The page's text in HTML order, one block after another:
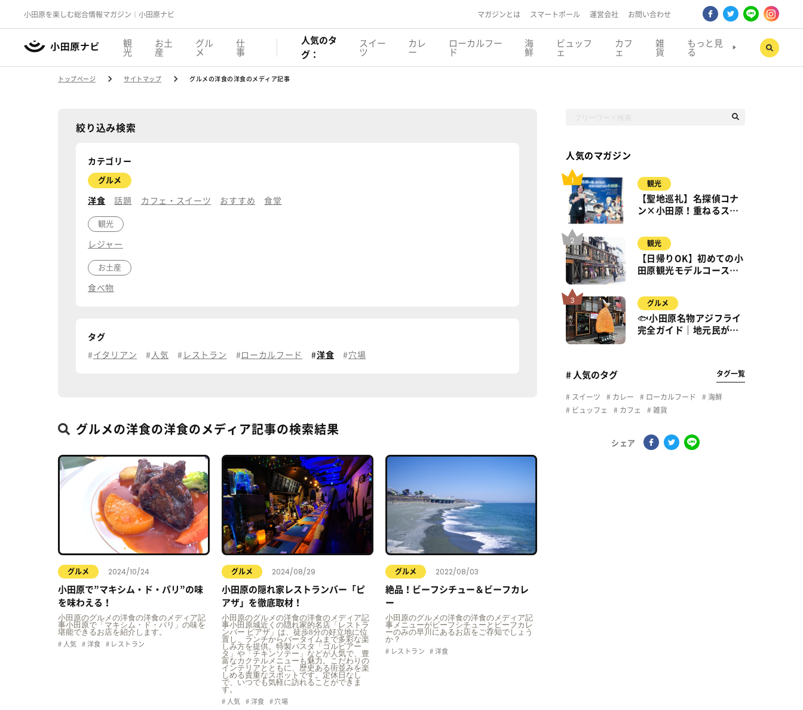
小田原を楽しむ総合情報マガジン｜小田原ナビ マガジンとは スマートポール 運営会社 お問い合わせ
観
光
お土
産
グル
メ
仕
事
人気のタ
グ：
スイー
ツ
カレ
ー
ローカルフー
ド
海
鮮
ビュッフ
ェ
カフ
ェ
雑
貨
もっと見
る
トップページ サイトマップ グルメの洋食の洋食のメディア記事
絞り込み検索
カテゴリー
グルメ
洋食 話題 カフェ・スイーツ おすすめ 食堂
観光
レジャー
お土産
食べ物
タグ
イタリアン 人気 レストラン ローカルフード 洋食 穴場
グルメの洋食の洋食のメディア記事の検索結果
グルメ 2024/10/24
小田原で”マキシム・ド・パリ”の味
を味わえる！
小田原のグルメの洋食の洋食のメディア記
事小田原で「マキシム・ド・パリ」の味を
堪能できるお店を紹介します。
人気 洋食 レストラン
グルメ 2024/08/29
小田原の隠れ家レストランバー「ピ
アザ」を徹底取材！
小田原のグルメの洋食の洋食のメディア記
事小田原城近くの隠れ家的名店「レストラ
ンバー ピアザ」は、徒歩8分の好立地に位
置し、ランチからバータイムまで多彩な楽
しみ方を提供。特製パスタ「ゴルビアー
タ」や「チキンソテー」などが人気で、豊
富なカクテルメニューも魅力。こだわりの
インテリアとともに、歴史ある街並みを楽
しめる貴重なスポットです。定休日なし
で、いつでも気軽に訪れることができま
す。
人気 洋食 穴場
グルメ 2022/08/03
絶品！ビーフシチュー＆ビーフカレ
ー
小田原のグルメの洋食の洋食のメディア記
事メニューがビーフシチューとビーフカレ
ーのみの早川にあるお店をご存知でしょう
か？
レストラン 洋食
人気のマガジン
観光
【聖地巡礼】名探偵コナ
ン×小田原！重ねるスタ
で】小田原・箱根・湯河
原
観光
【日帰りOK】初めての小
田原観光モデルコース｜
満喫
グルメ
🐟小田原名物アジフライ
完全ガイド｜地元民が通
# 人気のタグ タグ一覧
スイーツ カレー ローカルフード
海鮮
ビュッフェ
カフェ 雑貨
シェア